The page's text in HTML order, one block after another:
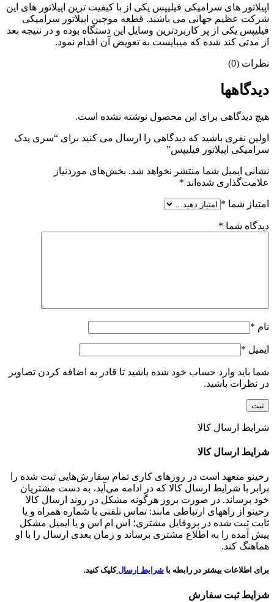
اپیلاتور های سرامیکی فیلیپس یکی از با کیفیت ترین اپیلاتور های این
شرکت عظیم جهانی می باشند. قطعه موچین اپیلاتور سرامیکی
فیلیپس یکی از پر کاربردترین وسایل این دستگاه بوده و در نتیجه بعد
از مدتی کند شده که میبایست به تعویض آن اقدام نمود.
نظرات (0)
دیدگاهها
هیچ دیدگاهی برای این محصول نوشته نشده است.
اولین نفری باشید که دیدگاهی را ارسال می کنید برای “سری یدک
سرامیکی اپیلاتور فیلیپس”
نشانی ایمیل شما منتشر نخواهد شد. بخش‌های موردنیاز
علامت‌گذاری شده‌اند *
امتیاز شما *
دیدگاه شما *
نام *
ایمیل *
شما باید وارد حساب خود شده باشید تا قادر به اضافه کردن تصاویر
در نظرات باشید.
شرایط ارسال کالا
شرایط ارسال کالا
رخینو متعهد است در روزهای کاری تمام سفارش‌هایی ثبت شده را
برابر با شرایط ارسال کالا که در ادامه می‌آید، به دست مشتریان
خود برساند. در صورت بروز هرگونه مشکل در روند ارسال کالا
رخینو از راههای ارتباطی مانند: تماس تلفنی با شماره همراه و یا
ثابت ثبت شده در پروفایل مشتری؛ اس ام اس و یا ایمیل مشکل
پیش آمده را به اطلاع مشتری برساند و زمان بعدی ارسال را با او
هماهنگ کند.
برای اطلاعات بیشتر در رابطه با شرایط ارسال کلیک کنید.
شرایط ثبت سفارش